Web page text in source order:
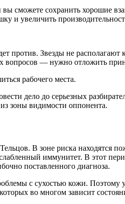
сможете сохранить хорошие
и увеличить
против. Звезды не
вопросов — нужно отложить
рабочего места.
дело до серьезных
зоны видимости оппонента.
В зоне риска находятся
иммунитет. В этот
поставленного диагноза.
с сухостью кожи.
во многом зависит